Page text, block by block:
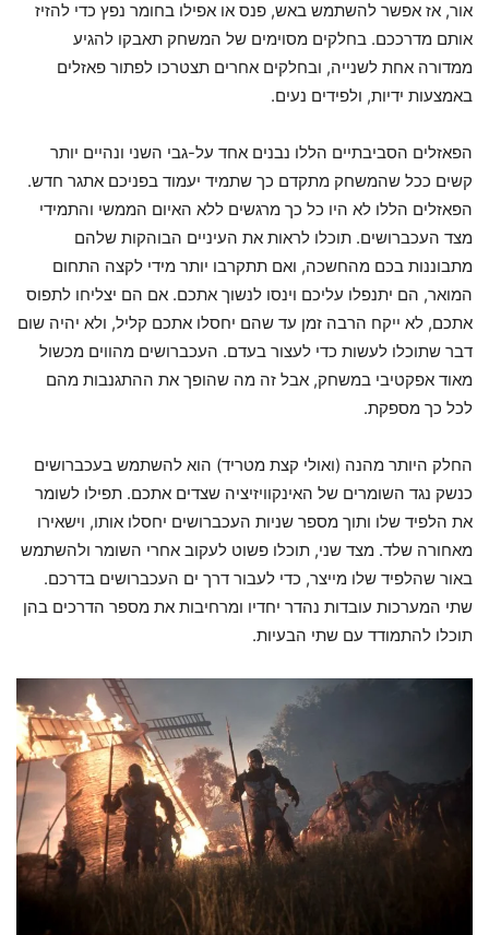
אור, אז אפשר להשתמש באש, פנס או אפילו בחומר נפץ כדי להזיז
אותם מדרככם. בחלקים מסוימים של המשחק תאבקו להגיע
ממדורה אחת לשנייה, ובחלקים אחרים תצטרכו לפתור פאזלים
באמצעות ידיות, ולפידים נעים.
הפאזלים הסביבתיים הללו נבנים אחד על-גבי השני ונהיים יותר
קשים ככל שהמשחק מתקדם כך שתמיד יעמוד בפניכם אתגר חדש.
הפאזלים הללו לא היו כל כך מרגשים ללא האיום הממשי והתמידי
מצד העכברושים. תוכלו לראות את העיניים הבוהקות שלהם
מתבוננות בכם מהחשכה, ואם תתקרבו יותר מידי לקצה התחום
המואר, הם יתנפלו עליכם וינסו לנשוך אתכם. אם הם יצליחו לתפוס
אתכם, לא ייקח הרבה זמן עד שהם יחסלו אתכם קליל, ולא יהיה שום
דבר שתוכלו לעשות כדי לעצור בעדם. העכברושים מהווים מכשול
מאוד אפקטיבי במשחק, אבל זה מה שהופך את ההתגנבות מהם
לכל כך מספקת.
החלק היותר מהנה (ואולי קצת מטריד) הוא להשתמש בעכברושים
כנשק נגד השומרים של האינקוויזיציה שצדים אתכם. תפילו לשומר
את הלפיד שלו ותוך מספר שניות העכברושים יחסלו אותו, וישאירו
מאחורה שלד. מצד שני, תוכלו פשוט לעקוב אחרי השומר ולהשתמש
באור שהלפיד שלו מייצר, כדי לעבור דרך ים העכברושים בדרכם.
שתי המערכות עובדות נהדר יחדיו ומרחיבות את מספר הדרכים בהן
תוכלו להתמודד עם שתי הבעיות.